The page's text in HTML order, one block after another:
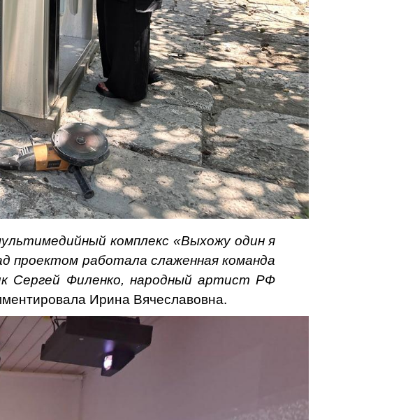
комплекс «Выхожу один я
проектом работала слаженная команда
Сергей Филенко, народный артист РФ
Ирина Вячеславовна.